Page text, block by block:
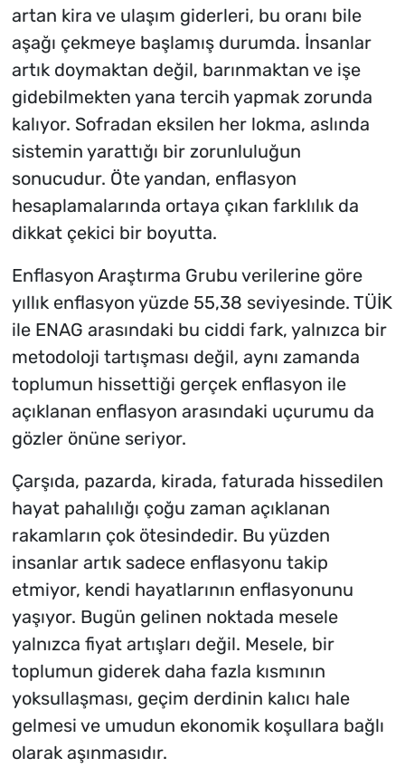
artan kira ve ulaşım giderleri, bu oranı bile
aşağı çekmeye başlamış durumda. İnsanlar
artık doymaktan değil, barınmaktan ve işe
gidebilmekten yana tercih yapmak zorunda
kalıyor. Sofradan eksilen her lokma, aslında
sistemin yarattığı bir zorunluluğun
sonucudur. Öte yandan, enflasyon
hesaplamalarında ortaya çıkan farklılık da
dikkat çekici bir boyutta.
Enflasyon Araştırma Grubu verilerine göre
yıllık enflasyon yüzde 55,38 seviyesinde. TÜİK
ile ENAG arasındaki bu ciddi fark, yalnızca bir
metodoloji tartışması değil, aynı zamanda
toplumun hissettiği gerçek enflasyon ile
açıklanan enflasyon arasındaki uçurumu da
gözler önüne seriyor.
Çarşıda, pazarda, kirada, faturada hissedilen
hayat pahalılığı çoğu zaman açıklanan
rakamların çok ötesindedir. Bu yüzden
insanlar artık sadece enflasyonu takip
etmiyor, kendi hayatlarının enflasyonunu
yaşıyor. Bugün gelinen noktada mesele
yalnızca fiyat artışları değil. Mesele, bir
toplumun giderek daha fazla kısmının
yoksullaşması, geçim derdinin kalıcı hale
gelmesi ve umudun ekonomik koşullara bağlı
olarak aşınmasıdır.